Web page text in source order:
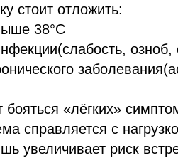
стоит отложить:
38°C
озноб,
бояться «лёгких»
справляется с
увеличивает риск